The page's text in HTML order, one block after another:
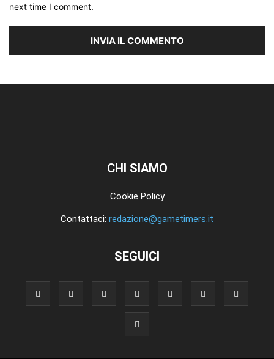
next time I comment.
CHI SIAMO
Cookie Policy
Contattaci: redazione@gametimers.it
SEGUICI